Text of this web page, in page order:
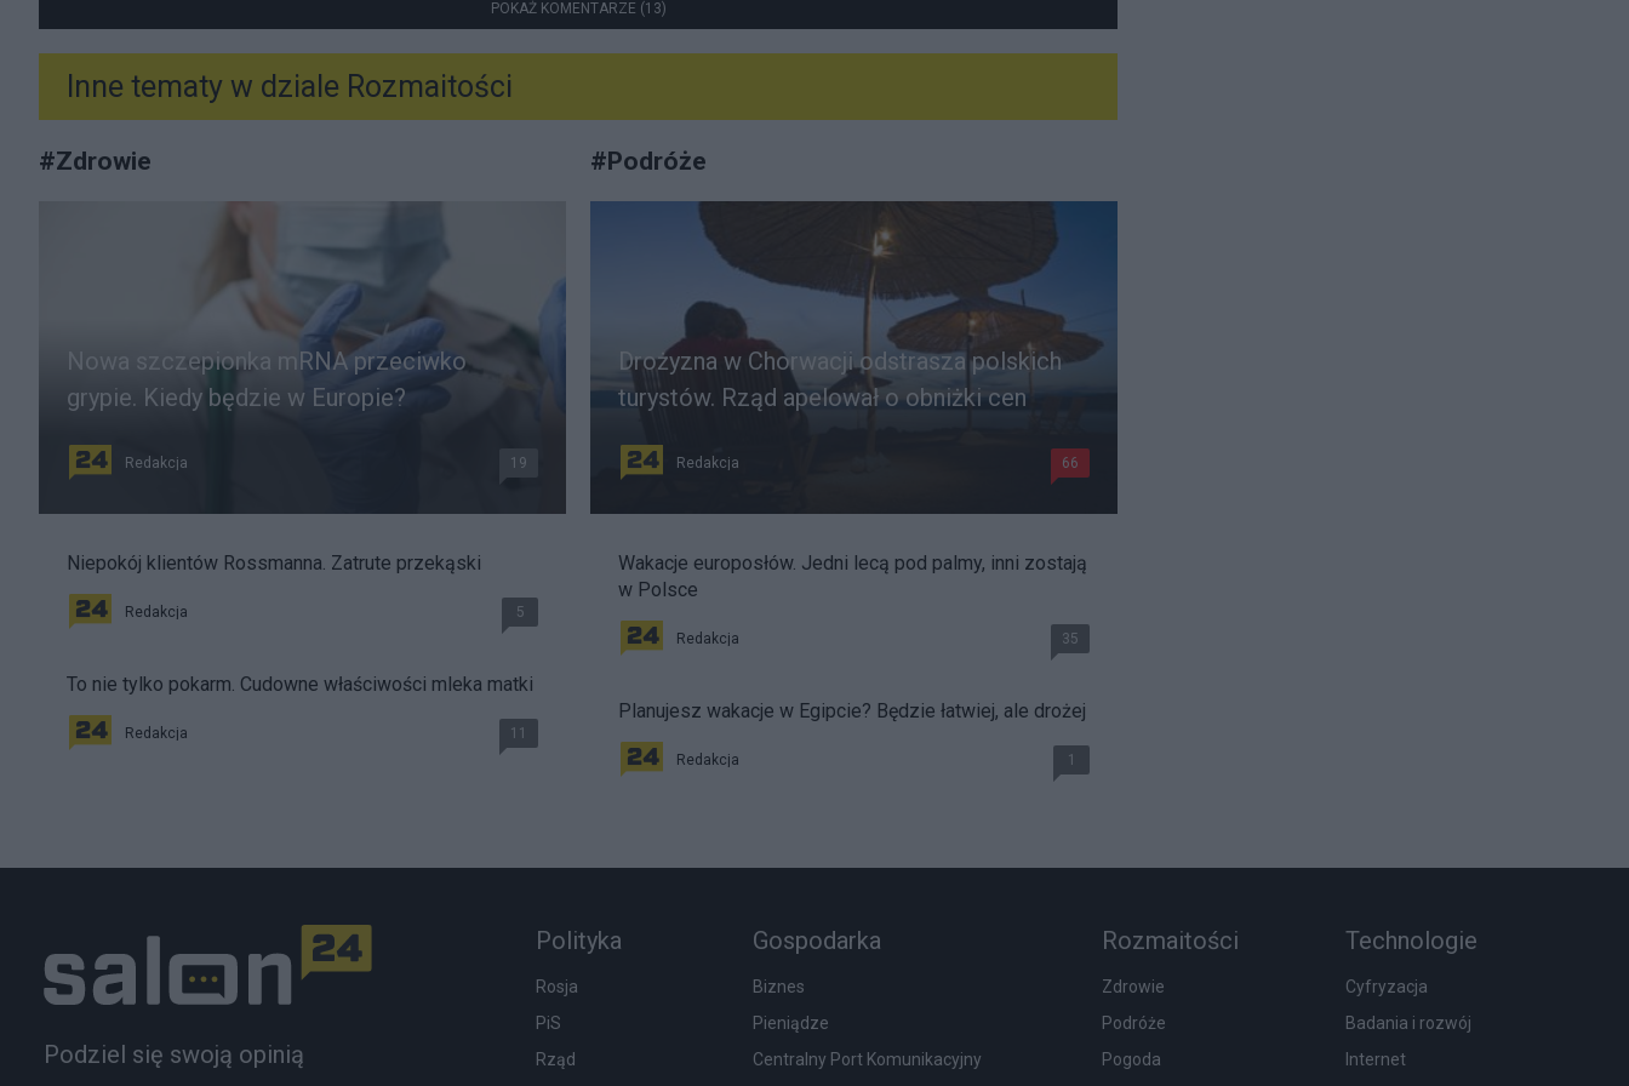
POKAŻ KOMENTARZE (13)
Inne tematy w dziale Rozmaitości
#Zdrowie
Nowa szczepionka mRNA przeciwko
grypie. Kiedy będzie w Europie?
Redakcja 19
Niepokój klientów Rossmanna. Zatrute przekąski
Redakcja 5
To nie tylko pokarm. Cudowne właściwości mleka matki
Redakcja 11
#Podróże
Drożyzna w Chorwacji odstrasza polskich
turystów. Rząd apelował o obniżki cen
Redakcja 66
Wakacje europosłów. Jedni lecą pod palmy, inni zostają
w Polsce
Redakcja 35
Planujesz wakacje w Egipcie? Będzie łatwiej, ale drożej
Redakcja 1
Podziel się swoją opinią
Polityka
Rosja
PiS
Rząd
Gospodarka
Biznes
Pieniądze
Centralny Port Komunikacyjny
Rozmaitości
Zdrowie
Podróże
Pogoda
Technologie
Cyfryzacja
Badania i rozwój
Internet